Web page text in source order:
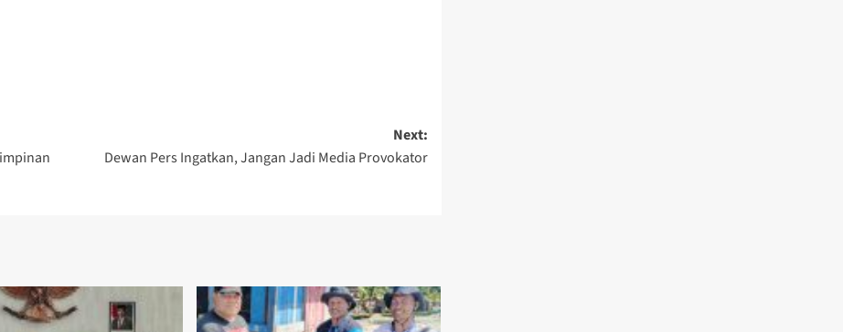
Next:
Dewan Pers Ingatkan, Jangan Jadi Media Provokator